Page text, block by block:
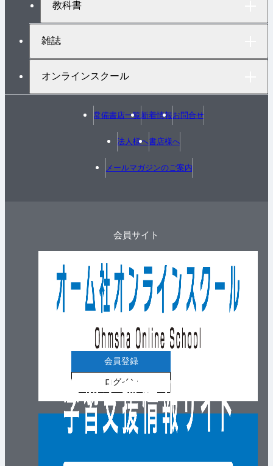
教科書
雑誌
オンラインスクール
常備書店一覧新着情報お問合せ
法人様へ書店様へ
メールマガジンのご案内
会員サイト
会員登録
ログイン